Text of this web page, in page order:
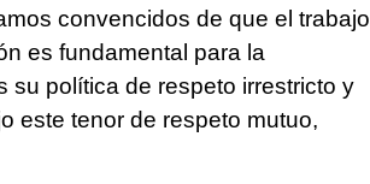
convencidos de que el trabajo
es fundamental para la
su política de respeto irrestricto y
este tenor de respeto mutuo,